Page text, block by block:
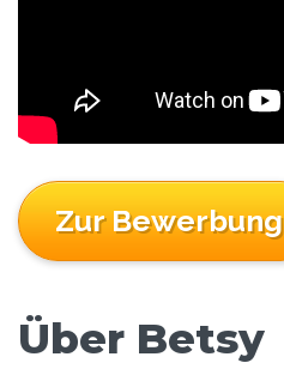
Zur Bewerbung
Über Betsy